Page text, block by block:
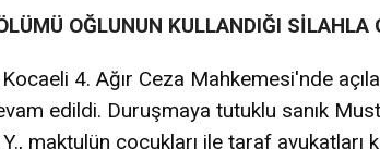
OĞLUNUN KULLANDIĞI SİLAHLA
4. Ağır Ceza Mahkemesi'nde
edildi. Duruşmaya tutuklu sanık
maktulün çocukları ile taraf avukatları